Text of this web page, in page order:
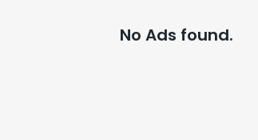
No Ads found.